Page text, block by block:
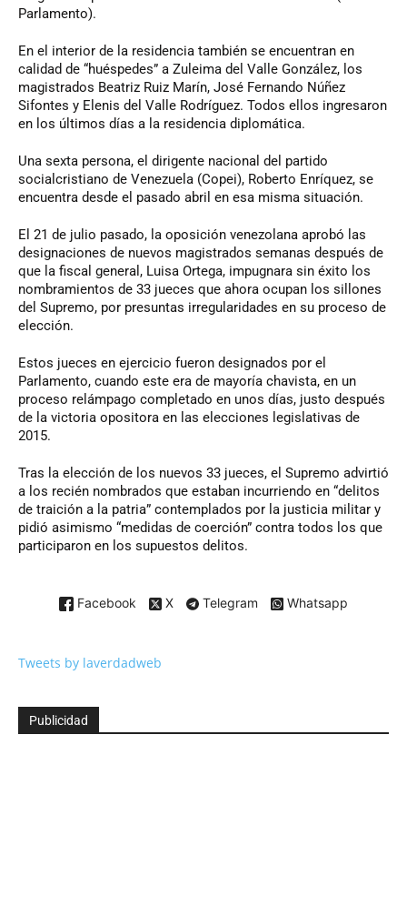
Parlamento).
En el interior de la residencia también se encuentran en
calidad de “huéspedes” a Zuleima del Valle González, los
magistrados Beatriz Ruiz Marín, José Fernando Núñez
Sifontes y Elenis del Valle Rodríguez. Todos ellos ingresaron
en los últimos días a la residencia diplomática.
Una sexta persona, el dirigente nacional del partido
socialcristiano de Venezuela (Copei), Roberto Enríquez, se
encuentra desde el pasado abril en esa misma situación.
El 21 de julio pasado, la oposición venezolana aprobó las
designaciones de nuevos magistrados semanas después de
que la fiscal general, Luisa Ortega, impugnara sin éxito los
nombramientos de 33 jueces que ahora ocupan los sillones
del Supremo, por presuntas irregularidades en su proceso de
elección.
Estos jueces en ejercicio fueron designados por el
Parlamento, cuando este era de mayoría chavista, en un
proceso relámpago completado en unos días, justo después
de la victoria opositora en las elecciones legislativas de
2015.
Tras la elección de los nuevos 33 jueces, el Supremo advirtió
a los recién nombrados que estaban incurriendo en “delitos
de traición a la patria” contemplados por la justicia militar y
pidió asimismo “medidas de coerción” contra todos los que
participaron en los supuestos delitos.
Facebook X Telegram Whatsapp
Tweets by laverdadweb
Publicidad